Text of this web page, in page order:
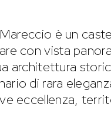
è un
con vista
architettura
di rara
eccellenza,